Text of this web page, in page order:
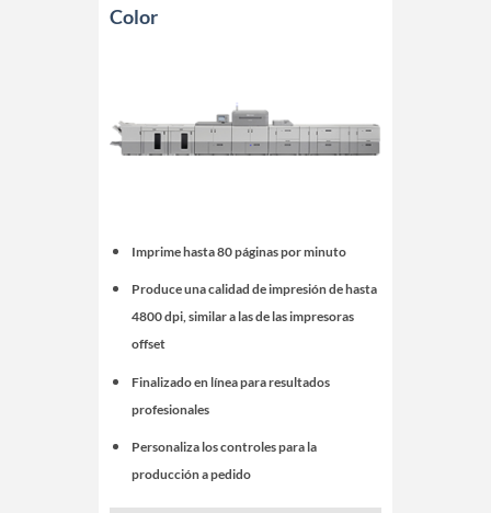
Color
Imprime hasta 80 páginas por minuto
Produce una calidad de impresión de hasta
4800 dpi, similar a las de las impresoras
offset
Finalizado en línea para resultados
profesionales
Personaliza los controles para la
producción a pedido